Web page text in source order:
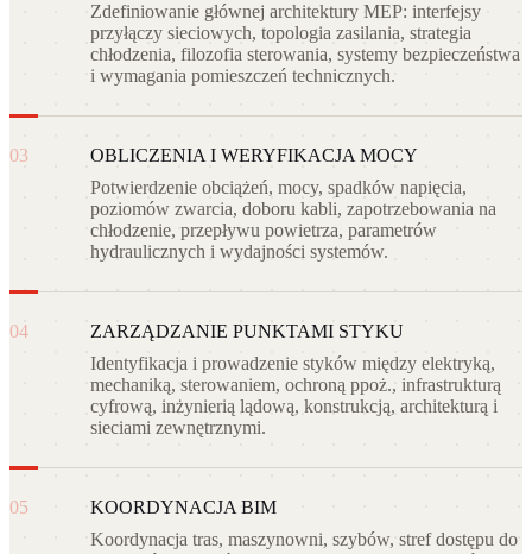
Zdefiniowanie głównej architektury MEP: interfejsy
przyłączy sieciowych, topologia zasilania, strategia
chłodzenia, filozofia sterowania, systemy bezpieczeństwa
i wymagania pomieszczeń technicznych.
03
OBLICZENIA I WERYFIKACJA MOCY
Potwierdzenie obciążeń, mocy, spadków napięcia,
poziomów zwarcia, doboru kabli, zapotrzebowania na
chłodzenie, przepływu powietrza, parametrów
hydraulicznych i wydajności systemów.
04
ZARZĄDZANIE PUNKTAMI STYKU
Identyfikacja i prowadzenie styków między elektryką,
mechaniką, sterowaniem, ochroną ppoż., infrastrukturą
cyfrową, inżynierią lądową, konstrukcją, architekturą i
sieciami zewnętrznymi.
05
KOORDYNACJA BIM
Koordynacja tras, maszynowni, szybów, stref dostępu do